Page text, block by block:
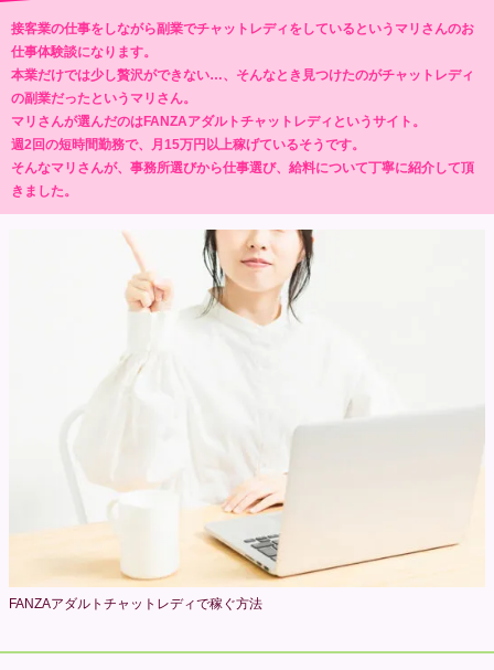
接客業の仕事をしながら副業でチャットレディをしているというマリさんのお
仕事体験談になります。
本業だけでは少し贅沢ができない…、そんなとき見つけたのがチャットレディ
の副業だったというマリさん。
マリさんが選んだのはFANZAアダルトチャットレディというサイト。
週2回の短時間勤務で、月15万円以上稼げているそうです。
そんなマリさんが、事務所選びから仕事選び、給料について丁寧に紹介して頂
きました。
FANZAアダルトチャットレディで稼ぐ方法